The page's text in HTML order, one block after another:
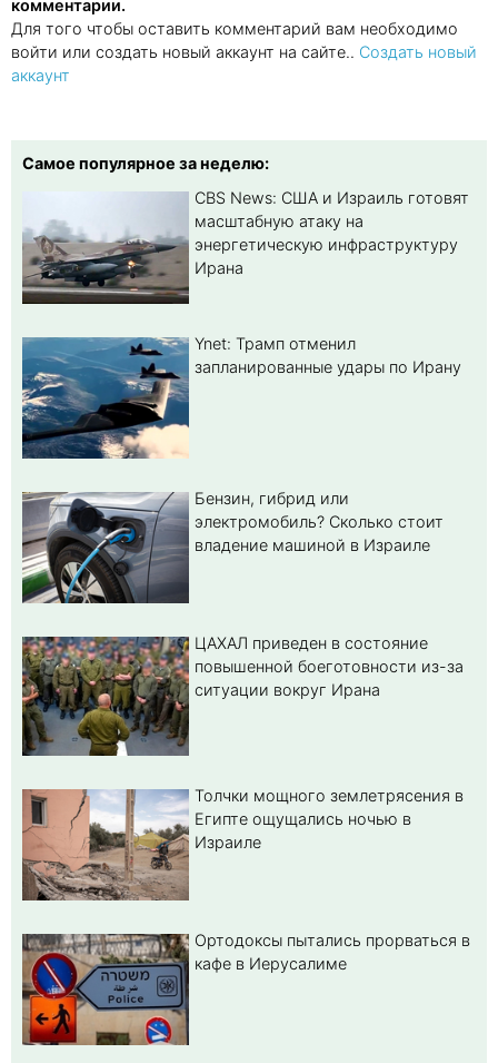
комментарии.
Для того чтобы оставить комментарий вам необходимо
войти или создать новый аккаунт на сайте.. Создать новый
аккаунт
Самое популярное за неделю:
CBS News: США и Израиль готовят
масштабную атаку на
энергетическую инфраструктуру
Ирана
Ynet: Трамп отменил
запланированные удары по Ирану
Бензин, гибрид или
электромобиль? Cколько стоит
владение машиной в Израиле
ЦАХАЛ приведен в состояние
повышенной боеготовности из-за
ситуации вокруг Ирана
Толчки мощного землетрясения в
Египте ощущались ночью в
Израиле
Ортодоксы пытались прорваться в
кафе в Иерусалиме